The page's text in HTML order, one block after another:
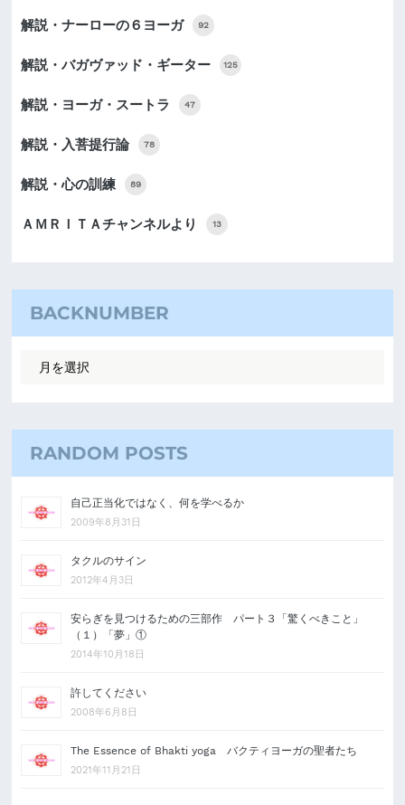
解説・ナーローの６ヨーガ 92
解説・バガヴァッド・ギーター 125
解説・ヨーガ・スートラ 47
解説・入菩提行論 78
解説・心の訓練 89
ＡＭＲＩＴＡチャンネルより 13
BACKNUMBER
RANDOM POSTS
自己正当化ではなく、何を学べるか
2009年8月31日
タクルのサイン
2012年4月3日
安らぎを見つけるための三部作 パート３「驚くべきこと」
（１）「夢」①
2014年10月18日
許してください
2008年6月8日
The Essence of Bhakti yoga バクティヨーガの聖者たち
2021年11月21日